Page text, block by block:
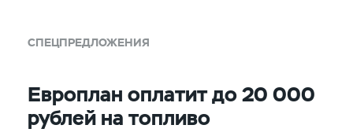
СПЕЦПРЕДЛОЖЕНИЯ
Европлан оплатит до 20 000
рублей на топливо